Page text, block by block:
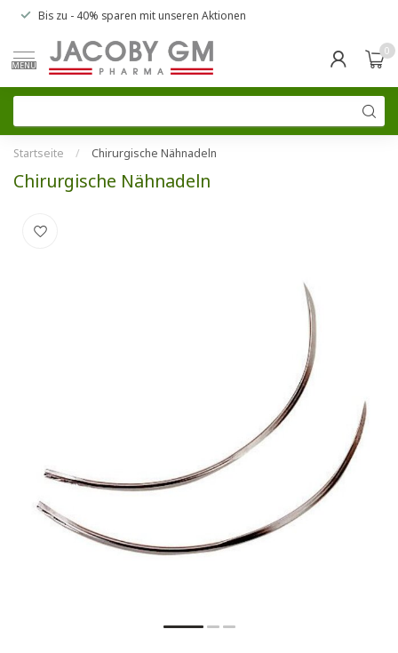
Bis zu - 40% sparen mit unseren Aktionen
MENU
0
Startseite / Chirurgische Nähnadeln
Chirurgische Nähnadeln